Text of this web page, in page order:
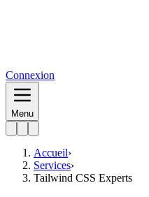
Connexion
Menu
Accueil›
Services›
Tailwind CSS Experts